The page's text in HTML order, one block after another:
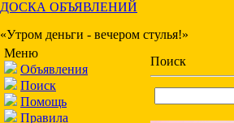
ДОСКА ОБЪЯВЛЕНИЙ
«Утром деньги - вечером стулья!»
Меню
Объявления
Поиск
Помощь
Правила
Поиск